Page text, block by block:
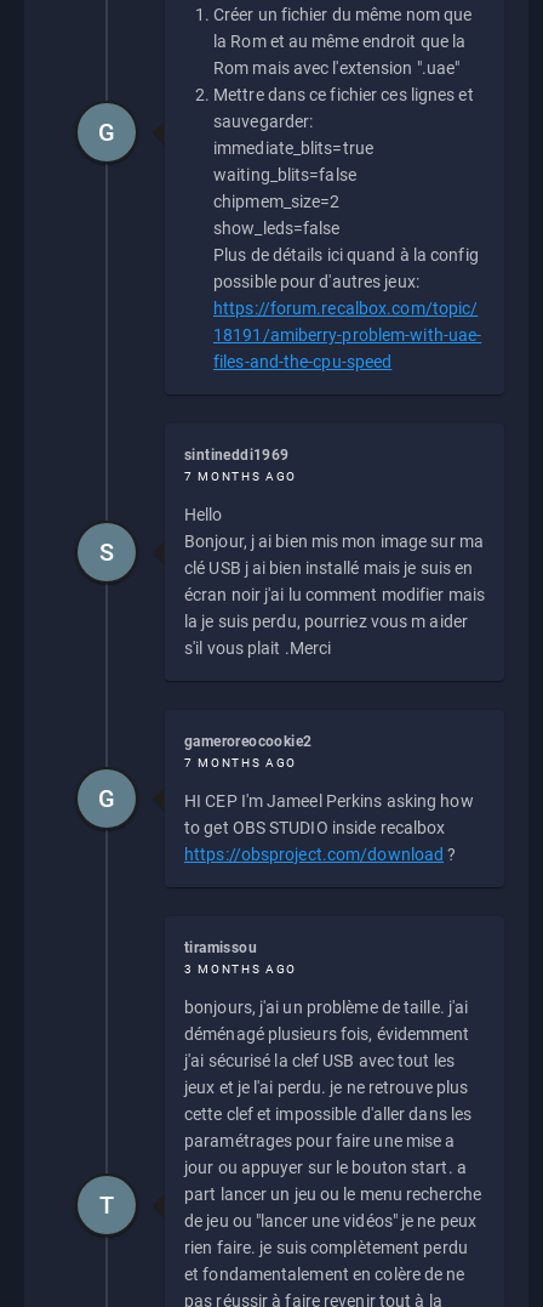
Créer un fichier du même nom que
la Rom et au même endroit que la
Rom mais avec l'extension ".uae"
Mettre dans ce fichier ces lignes et
sauvegarder:
immediate_blits=true
waiting_blits=false
chipmem_size=2
show_leds=false
Plus de détails ici quand à la config
possible pour d'autres jeux:
https://forum.recalbox.com/topic/
18191/amiberry-problem-with-uae-
files-and-the-cpu-speed
G
sintineddi1969
7 MONTHS AGO
Hello
Bonjour, j ai bien mis mon image sur ma
clé USB j ai bien installé mais je suis en
écran noir j'ai lu comment modifier mais
la je suis perdu, pourriez vous m aider
s'il vous plait .Merci
S
gameroreocookie2
7 MONTHS AGO
HI CEP I'm Jameel Perkins asking how
to get OBS STUDIO inside recalbox
https://obsproject.com/download ?
G
tiramissou
3 MONTHS AGO
bonjours, j'ai un problème de taille. j'ai
déménagé plusieurs fois, évidemment
j'ai sécurisé la clef USB avec tout les
jeux et je l'ai perdu. je ne retrouve plus
cette clef et impossible d'aller dans les
paramétrages pour faire une mise a
jour ou appuyer sur le bouton start. a
part lancer un jeu ou le menu recherche
de jeu ou "lancer une vidéos" je ne peux
rien faire. je suis complètement perdu
et fondamentalement en colère de ne
pas réussir à faire revenir tout à la
T